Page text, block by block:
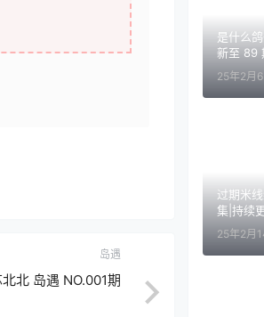
岛遇
北 岛遇 NO.001期
是什么
新至 89
25年2月6
过期米
集|持续
25年2月